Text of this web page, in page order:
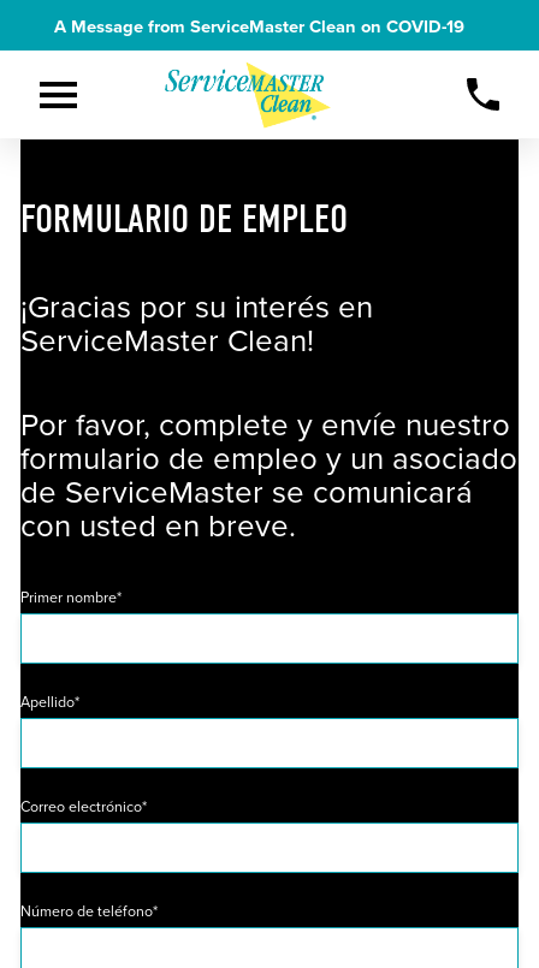
A Message from ServiceMaster Clean onCOVID-19
FORMULARIO DE EMPLEO
¡Gracias por su interés en
ServiceMaster Clean!
Por favor, complete y envíe nuestro
formulario de empleo y un asociado
de ServiceMaster se comunicará
con usted en breve.
Primer nombre*
Apellido*
Correo electrónico*
Número de teléfono*